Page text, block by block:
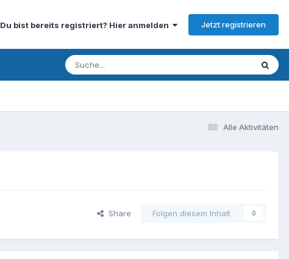
Du bist bereits registriert? Hier anmelden Jetzt registrieren
Alle Aktivitäten
Share Folgen diesem Inhalt 0